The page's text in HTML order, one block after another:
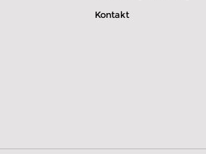
Kontakt